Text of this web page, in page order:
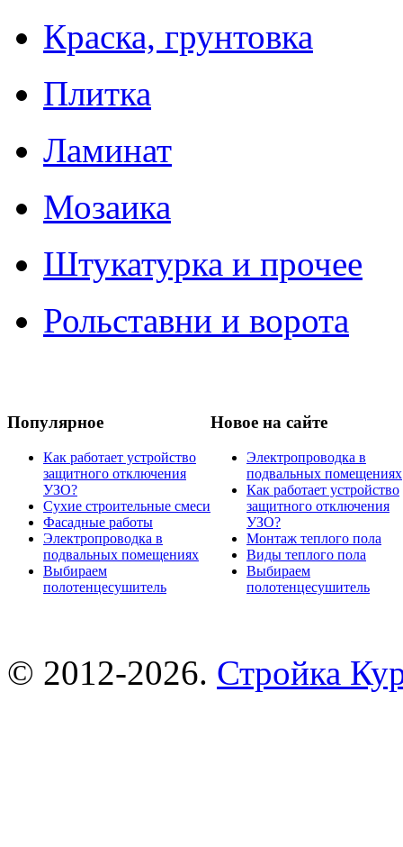
Краска, грунтовка
Плитка
Ламинат
Мозаика
Штукатурка и прочее
Рольставни и ворота
Популярное
Как работает устройство
защитного отключения
УЗО?
Сухие строительные смеси
Фасадные работы
Электропроводка в
подвальных помещениях
Выбираем
полотенцесушитель
Новое на сайте
Электропроводка в
подвальных помещениях
Как работает устройство
защитного отключения
УЗО?
Монтаж теплого пола
Виды теплого пола
Выбираем
полотенцесушитель
© 2012-2026. Стройка